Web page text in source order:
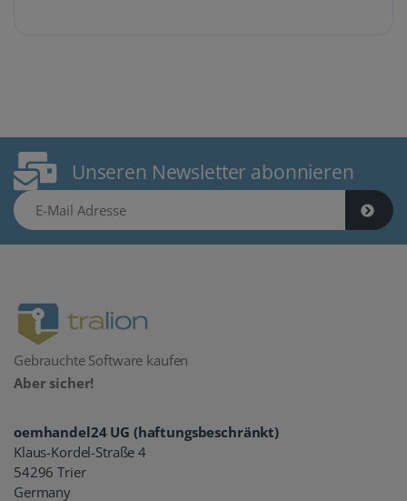
Unseren Newsletter abonnieren
E-Mail Adresse
Gebrauchte Software kaufen
Aber sicher!
oemhandel24 UG (haftungsbeschränkt)
Klaus-Kordel-Straße 4
54296 Trier
Germany